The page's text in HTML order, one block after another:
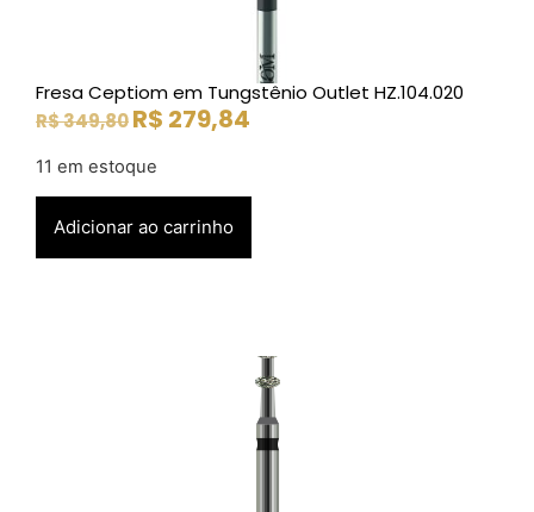
Fresa Ceptiom em Tungstênio Outlet HZ.104.020
R$349,80R$ 279,84
11 em estoque
Adicionar ao carrinho